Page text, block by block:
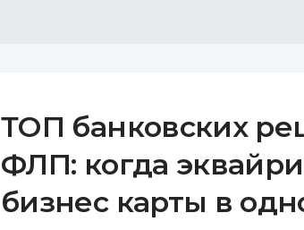
ТОП банковских
ФЛП: когда
бизнес карты в